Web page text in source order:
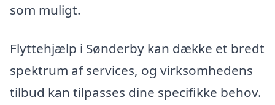
som muligt.
Flyttehjælp i Sønderby kan dække et bredt
spektrum af services, og virksomhedens
tilbud kan tilpasses dine specifikke behov.